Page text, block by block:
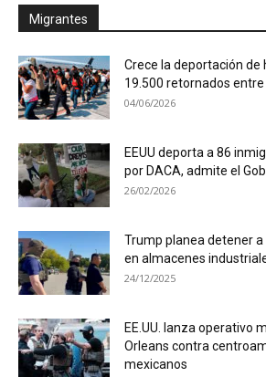
Migrantes
Crece la deportación de
19.500 retornados entre
04/06/2026
EEUU deporta a 86
por DACA, admite el
26/02/2026
Trump planea detener
en almacenes
24/12/2025
EE.UU. lanza operativo
Orleans contra
mexicanos